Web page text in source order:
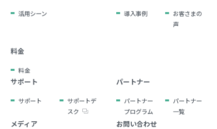
活用シーン 導入事例
お客さまの
声
料金
料金
サポート
サポート
サポートデ
スク
パートナー
パートナー
プログラム
パートナー
一覧
メディア お問い合わせ